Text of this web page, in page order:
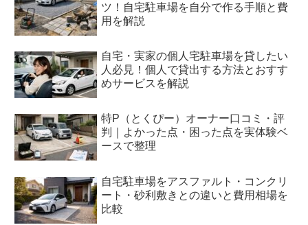
ツ！自宅駐車場を自分で作る手順と費
用を解説
自宅・実家の個人宅駐車場を貸したい
人必見！個人で貸出する方法とおすす
めサービスを解説
特P（とくぴー）オーナー口コミ・評
判｜よかった点・困った点を実体験ベ
ースで整理
自宅駐車場をアスファルト・コンクリ
ート・砂利敷きとの違いと費用相場を
比較